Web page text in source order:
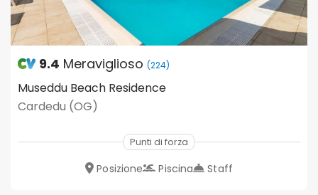
9.4 Meraviglioso (224)
Museddu Beach Residence
Cardedu (OG)
Punti di forza
Posizione Piscina Staff